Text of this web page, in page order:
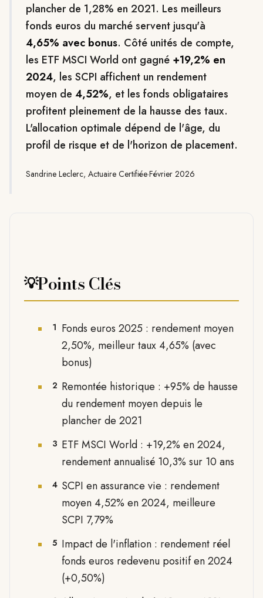
plancher de 1,28% en 2021. Les meilleurs
fonds euros du marché servent jusqu'à
4,65% avec bonus. Côté unités de compte,
les ETF MSCI World ont gagné +19,2% en
2024, les SCPI affichent un rendement
moyen de 4,52%, et les fonds obligataires
profitent pleinement de la hausse des taux.
L'allocation optimale dépend de l'âge, du
profil de risque et de l'horizon de placement.
Sandrine Leclerc, Actuaire Certifiée·Février 2026
💡Points Clés
1 Fonds euros 2025 : rendement moyen
2,50%, meilleur taux 4,65% (avec
bonus)
2 Remontée historique : +95% de hausse
du rendement moyen depuis le
plancher de 2021
3 ETF MSCI World : +19,2% en 2024,
rendement annualisé 10,3% sur 10 ans
4 SCPI en assurance vie : rendement
moyen 4,52% en 2024, meilleure
SCPI 7,79%
5 Impact de l'inflation : rendement réel
fonds euros redevenu positif en 2024
(+0,50%)